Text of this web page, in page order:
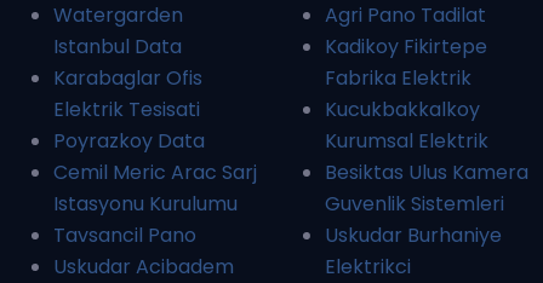
Watergarden
Istanbul Data
Karabaglar Ofis
Elektrik Tesisati
Poyrazkoy Data
Cemil Meric Arac Sarj
Istasyonu Kurulumu
Tavsancil Pano
Uskudar Acibadem
Agri Pano Tadilat
Kadikoy Fikirtepe
Fabrika Elektrik
Kucukbakkalkoy
Kurumsal Elektrik
Besiktas Ulus Kamera
Guvenlik Sistemleri
Uskudar Burhaniye
Elektrikci